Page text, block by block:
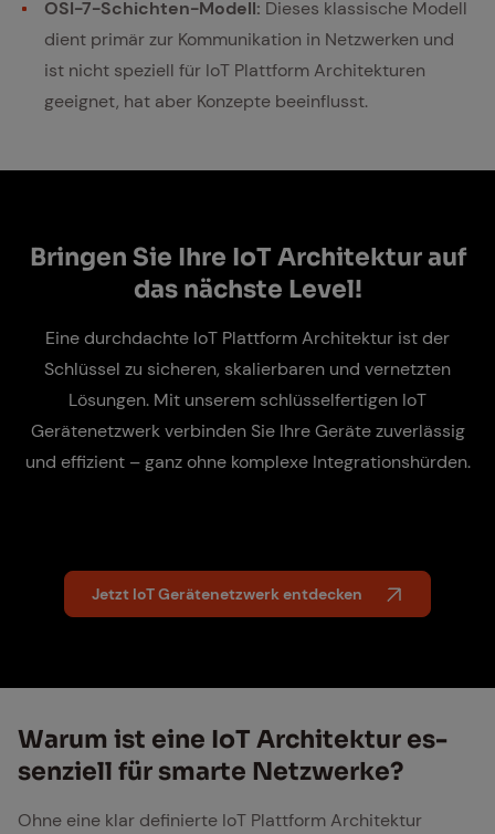
OSI-7-Schichten-Modell: Dieses klassische Modell
dient primär zur Kommunikation in Netzwerken und
ist nicht speziell für IoT Plattform Architekturen
geeignet, hat aber Konzepte beeinflusst.
Brin­gen Sie Ihre IoT Ar­chi­tek­tur auf
das nächs­te Le­vel!
Eine durchdachte IoT Plattform Architektur ist der
Schlüssel zu sicheren, skalierbaren und vernetzten
Lösungen. Mit unserem schlüsselfertigen IoT
Gerätenetzwerk verbinden Sie Ihre Geräte zuverlässig
und effizient – ganz ohne komplexe Integrationshürden.
Jetzt IoT Gerätenetzwerk entdecken
War­um ist eine IoT Ar­chi­tek­tur es­
sen­zi­ell für smar­te Netz­wer­ke?
Ohne eine klar definierte IoT Plattform Architektur